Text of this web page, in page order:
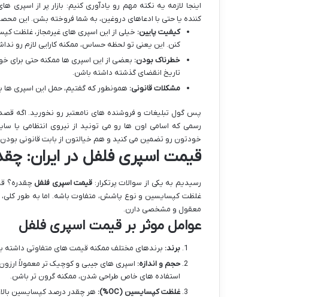
اینجا لازمه یه نکته مهم رو یادآوری کنیم: بازار پر از
کننده یا حتی با ادعاهای دروغین، به شما فروخته بشن. این
کیفیت پایین: خیلی از این اسپری های غیرمجاز، غلظت
کنن. این یعنی تو لحظه حساس، ممکنه کارایی لازم رو
خطرناک بودن: بعضی از این اسپری ها ممکنه حتی برای
تاریخ انقضای گذشته داشته باشن.
مشکلات قانونی: همونطور که گفتیم، حمل این اسپری ها
پس گول تبلیغات و فروشنده های نامعتبر رو نخورید. اگه
رسمی که اسامی اون ها رو می تونید از نیروی انتظامی یا
خودتون رو تضمین می کنید و هم خیالتون از بابت قانونی بودن
قیمت اسپری فلفل در ایران:
رسیدیم به یکی از سوالات پرتکرار: قیمت اسپری فلفل چقدره؟
غلظت کپسایسین و نوع پاشش، متفاوت باشه. اما به طور
معقول و مشخصی دارن.
عوامل موثر بر قیمت اسپری فلفل
برند: برندهای مختلف ممکنه قیمت های متفاوتی داشته
حجم و اندازه: اسپری های جیبی و کوچیک تر معمولاً
استفاده های خاص طراحی شدن، ممکنه گرون تر باشن.
غلظت کپسایسین (OC%):
هر چقدر درصد کپسایسین